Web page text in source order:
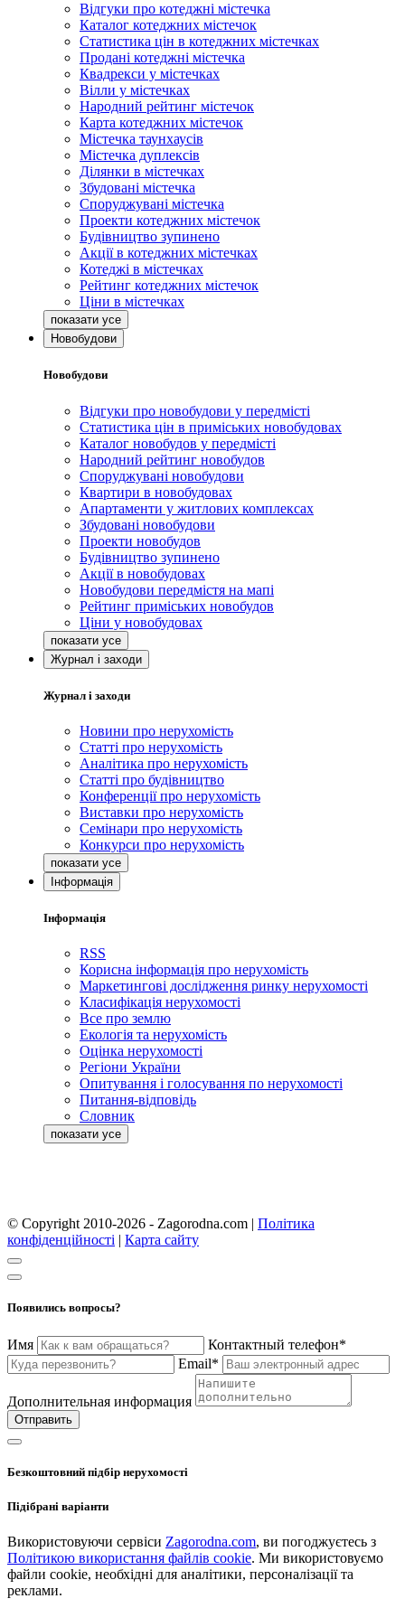
Відгуки про котеджні містечка
Каталог котеджних містечок
Статистика цін в котеджних містечках
Продані котеджні містечка
Квадрекси у містечках
Вілли у містечках
Народний рейтинг містечок
Карта котеджних містечок
Містечка таунхаусів
Містечка дуплексів
Ділянки в містечках
Збудовані містечка
Споруджувані містечка
Проекти котеджних містечок
Будівництво зупинено
Акції в котеджних містечках
Котеджі в містечках
Рейтинг котеджних містечок
Ціни в містечках
Новобудови
Новобудови
Відгуки про новобудови у передмісті
Статистика цін в приміських новобудовах
Каталог новобудов у передмісті
Народний рейтинг новобудов
Споруджувані новобудови
Квартири в новобудовах
Апартаменти у житлових комплексах
Збудовані новобудови
Проекти новобудов
Будівництво зупинено
Акції в новобудовах
Новобудови передмістя на мапі
Рейтинг приміських новобудов
Ціни у новобудовах
Журнал і заходи
Журнал і заходи
Новини про нерухомість
Статті про нерухомість
Аналітика про нерухомість
Статті про будівництво
Конференції про нерухомість
Виставки про нерухомість
Семінари про нерухомість
Конкурси про нерухомість
Інформація
Інформація
RSS
Корисна інформація про нерухомість
Маркетингові дослідження ринку нерухомості
Класифікація нерухомості
Все про землю
Екологія та нерухомість
Оцінка нерухомості
Регіони України
Опитування і голосування по нерухомості
Питання-відповідь
Словник
© Copyright 2010-2026 - Zagorodna.com | Політика
конфіденційності | Карта сайту
Появились вопросы?
Имя
Контактный телефон*
Email*
Дополнительная информация
Отправить
Безкоштовний підбір нерухомості
Підібрані варіанти
Використовуючи сервіси Zagorodna.com, ви погоджуєтесь з
Політикою використання файлів cookie. Ми використовуємо
файли cookie, необхідні для аналітики, персоналізації та
реклами.